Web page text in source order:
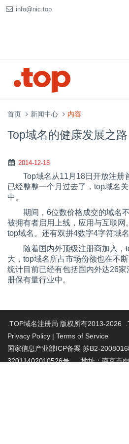
info@nic.top
首页 新闻中心 内容
Top域名的健康发展之路
2014-12-18
Top域名从11月18日开放注册
已经整整一个月过去了，top域名
中。
期间，6位数价格成交的域名
被拥有者启用上线，应用与互联网
top域名。还有双拼4数字4字符域
随着国内外顶级注册商加入
大，top域名所占市场份额也在不
统计目前已经有包括国内外达26
册保有量行业中。
.TOP域名注册局 版权所有2013-2026
Privacy Policy | Terms of Service
国家信息产业部ICP备案 苏B2-
32011402010526号 地址：南京市雨